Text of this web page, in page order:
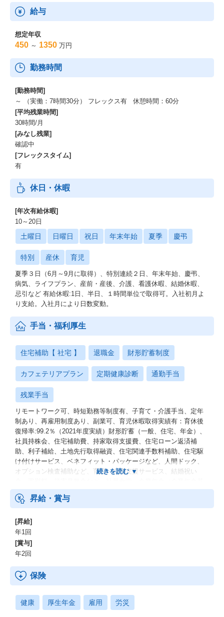
給与
想定年収
450 ～ 1350 万円
勤務時間
[勤務時間]
～ （実働：7時間30分） フレックス有 休憩時間：60分
[平均残業時間]
30時間/月
[みなし残業]
確認中
[フレックスタイム]
有
休日・休暇
[年次有給休暇]
10～20日
土曜日 日曜日 祝日 年末年始 夏季 慶弔
特別 産休 育児
夏季３日（6月～9月に取得）、特別連続２日、年末年始、慶弔、
病気、ライフプラン、産前・産後、介護、看護休暇、結婚休暇、
忌引など 有給休暇:1日、半日、１時間単位で取得可。入社初月よ
り支給。入社月により日数変動。
手当・福利厚生
住宅補助【 社宅 】 退職金 財形貯蓄制度
カフェテリアプラン 定期健康診断 通勤手当
残業手当
リモートワーク可、時短勤務等制度有、子育て・介護手当、定年
制あり、再雇用制度あり、副業可、育児休暇取得実績有：育休後
復帰率:99.2％（2021年度実績）財形貯蓄（一般、住宅、年金）、
社員持株会、住宅補助費、持家取得支援費、住宅ローン返済補
助、利子補給、土地先行取得融資、住宅関連手数料補助、住宅駆
け付けサービス、ベネフィット・パッケージなど、人間ドック、
オプション検査補助など、育児・介護支援サービス、結婚祝い
金、確定拠出年金）、電気通信共済会(個人年金、遺児育英基金)
昇給・賞与
[昇給]
年1回
[賞与]
年2回
保険
健康 厚生年金 雇用 労災